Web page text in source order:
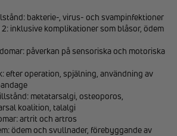
bakterie-, virus- och svampinfektioner
2: inklusive komplikationer som blåsor, ödem
påverkan på sensoriska och motoriska
efter operation, spjälning, användning av
metatarsalgi, osteoporos,
koalition, talalgi
artrit och artros
ödem och svullnader, förebyggande av